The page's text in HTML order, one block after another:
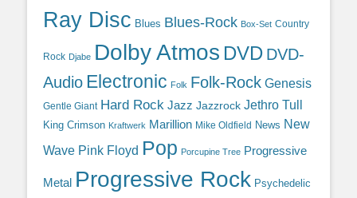
Ray Disc Blues Blues-Rock Box-Set Country
Rock Djabe Dolby Atmos DVD DVD-
Audio Electronic Folk Folk-Rock Genesis
Gentle Giant Hard Rock Jazz Jazzrock Jethro Tull
King Crimson Kraftwerk Marillion Mike Oldfield News New
Wave Pink Floyd Pop Porcupine Tree Progressive
Metal Progressive Rock Psychedelic